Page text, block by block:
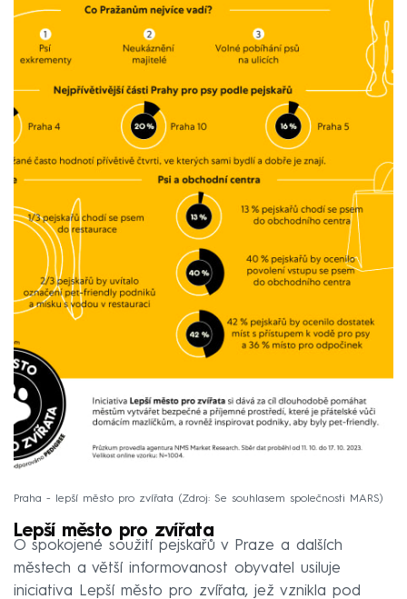
Praha - lepší město pro zvířata Zdroj: Se souhlasem společnosti MARS
Lepší město pro zvířata
O spokojené soužití pejskařů v Praze a dalších
městech a větší informovanost obyvatel usiluje
iniciativa Lepší město pro zvířata, jež vznikla pod